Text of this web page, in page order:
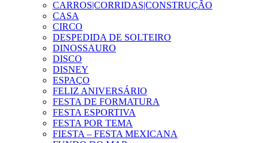
CARROS|CORRIDAS|CONSTRUÇÃO
CASA
CIRCO
DESPEDIDA DE SOLTEIRO
DINOSSAURO
DISCO
DISNEY
ESPAÇO
FELIZ ANIVERSÁRIO
FESTA DE FORMATURA
FESTA ESPORTIVA
FESTA POR TEMA
FIESTA – FESTA MEXICANA